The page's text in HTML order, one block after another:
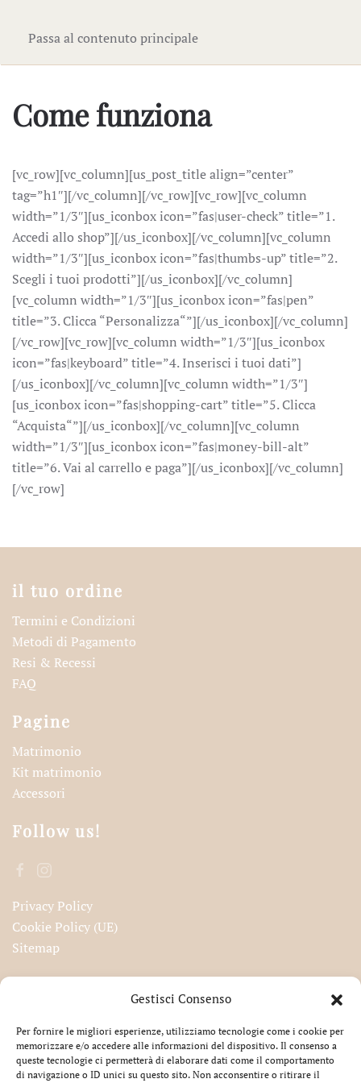
Gestisci Consenso
Per fornire le migliori esperienze, utilizziamo tecnologie come i cookie per
memorizzare e/o accedere alle informazioni del dispositivo. Il consenso a
queste tecnologie ci permetterà di elaborare dati come il comportamento
di navigazione o ID unici su questo sito. Non acconsentire o ritirare il
Passa al contenuto principale
Come funziona
[vc_row][vc_column][us_post_title align=”center”
tag=”h1″][/vc_column][/vc_row][vc_row][vc_column
width=”1/3″][us_iconbox icon=”fas|user-check” title=”1.
Accedi allo shop”][/us_iconbox][/vc_column][vc_column
width=”1/3″][us_iconbox icon=”fas|thumbs-up” title=”2.
Scegli i tuoi prodotti”][/us_iconbox][/vc_column]
[vc_column width=”1/3″][us_iconbox icon=”fas|pen”
title=”3. Clicca “Personalizza“”][/us_iconbox][/vc_column]
[/vc_row][vc_row][vc_column width=”1/3″][us_iconbox
icon=”fas|keyboard” title=”4. Inserisci i tuoi dati”]
[/us_iconbox][/vc_column][vc_column width=”1/3″]
[us_iconbox icon=”fas|shopping-cart” title=”5. Clicca
“Acquista“”][/us_iconbox][/vc_column][vc_column
width=”1/3″][us_iconbox icon=”fas|money-bill-alt”
title=”6. Vai al carrello e paga”][/us_iconbox][/vc_column]
[/vc_row]
il tuo ordine
Termini e Condizioni
Metodi di Pagamento
Resi & Recessi
FAQ
Pagine
Matrimonio
Kit matrimonio
Accessori
Follow us!
Privacy Policy
Cookie Policy (UE)
Sitemap
Accetto la privacy